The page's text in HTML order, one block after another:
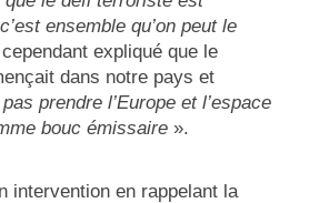
ensemble qu’on peut le
expliqué que le
dans notre pays et
pas prendre l’Europe et l’espace
bouc émissaire ».
intervention en rappelant la